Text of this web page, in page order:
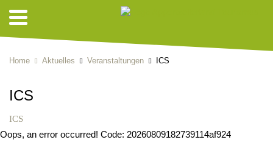
Home Aktuelles Veranstaltungen ICS
ICS
ICS
Oops, an error occurred! Code: 20260809182739114af924